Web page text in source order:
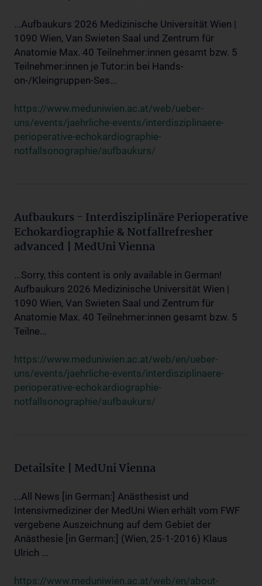
...Aufbaukurs 2026 Medizinische Universität Wien |
1090 Wien, Van Swieten Saal und Zentrum für
Anatomie Max. 40 Teilnehmer:innen gesamt bzw. 5
Teilnehmer:innen je Tutor:in bei Hands-
on-/Kleingruppen-Ses...
https://www.meduniwien.ac.at/web/ueber-
uns/events/jaehrliche-events/interdisziplinaere-
perioperative-echokardiographie-
notfallsonographie/aufbaukurs/
Aufbaukurs - Interdisziplinäre Perioperative
Echokardiographie & Notfallrefresher
advanced | MedUni Vienna
...Sorry, this content is only available in German!
Aufbaukurs 2026 Medizinische Universität Wien |
1090 Wien, Van Swieten Saal und Zentrum für
Anatomie Max. 40 Teilnehmer:innen gesamt bzw. 5
Teilne...
https://www.meduniwien.ac.at/web/en/ueber-
uns/events/jaehrliche-events/interdisziplinaere-
perioperative-echokardiographie-
notfallsonographie/aufbaukurs/
Detailsite | MedUni Vienna
...All News [in German:] Anästhesist und
Intensivmediziner der MedUni Wien erhält vom FWF
vergebene Auszeichnung auf dem Gebiet der
Anästhesie [in German:] (Wien, 25-1-2016) Klaus
Ulrich ...
https://www.meduniwien.ac.at/web/en/about-